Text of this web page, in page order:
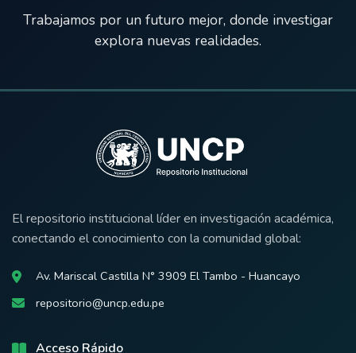
Trabajamos por un futuro mejor, donde investigar
explora nuevas realidades.
El repositorio institucional líder en investigación académica,
conectando el conocimiento con la comunidad global:
Av. Mariscal Castilla N° 3909 El Tambo - Huancayo
repositorio@uncp.edu.pe
Acceso Rápido